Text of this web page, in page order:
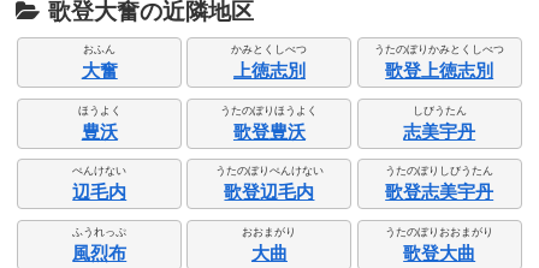
歌登大奮の近隣地区
おふん
大奮
かみとくしべつ
上徳志別
うたのぼりかみとくしべつ
歌登上徳志別
ほうよく
豊沃
うたのぼりほうよく
歌登豊沃
しびうたん
志美宇丹
ぺんけない
辺毛内
うたのぼりぺんけない
歌登辺毛内
うたのぼりしびうたん
歌登志美宇丹
ふうれっぷ
風烈布
おおまがり
大曲
うたのぼりおおまがり
歌登大曲